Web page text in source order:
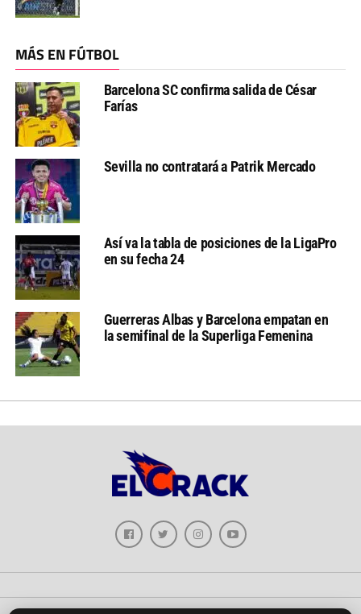
MÁS EN FÚTBOL
Barcelona SC confirma salida de César
Farías
Sevilla no contratará a Patrik Mercado
Así va la tabla de posiciones de la LigaPro
en su fecha 24
Guerreras Albas y Barcelona empatan en
la semifinal de la Superliga Femenina